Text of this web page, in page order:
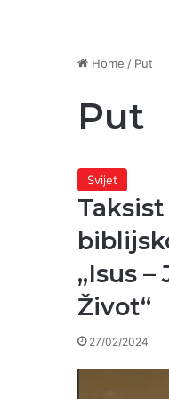
Home / Put
Put
Svijet
„Isus
Život“
27/02/2024